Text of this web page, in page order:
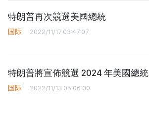
特朗普再次競選美國總統
国际 2022/11/17 03:47:07
特朗普將宣佈競選 2024 年美國總統
国际 2022/11/13 05:06:00